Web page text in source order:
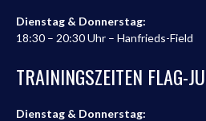
Dienstag & Donnerstag:
18:30 – 20:30 Uhr – Hanfrieds-Field
TRAININGSZEITEN FLAG-
Dienstag & Donnerstag: